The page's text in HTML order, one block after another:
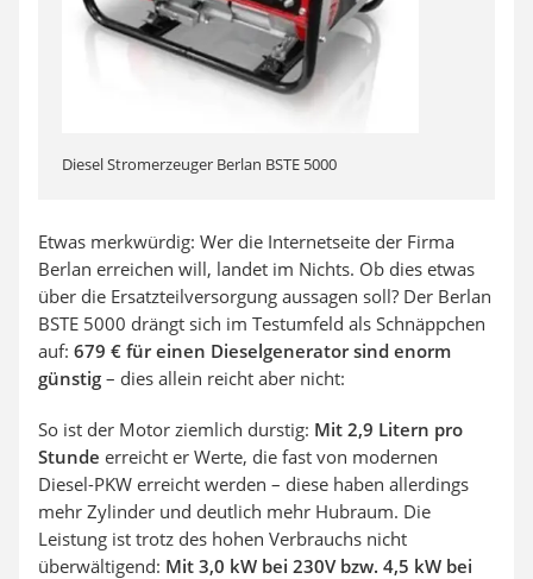
Diesel Stromerzeuger Berlan BSTE 5000
Etwas merkwürdig: Wer die Internetseite der Firma
Berlan erreichen will, landet im Nichts. Ob dies etwas
über die Ersatzteilversorgung aussagen soll? Der Berlan
BSTE 5000 drängt sich im Testumfeld als Schnäppchen
auf: 679 € für einen Dieselgenerator sind enorm
günstig – dies allein reicht aber nicht:
So ist der Motor ziemlich durstig: Mit 2,9 Litern pro
Stunde erreicht er Werte, die fast von modernen
Diesel-PKW erreicht werden – diese haben allerdings
mehr Zylinder und deutlich mehr Hubraum. Die
Leistung ist trotz des hohen Verbrauchs nicht
überwältigend: Mit 3,0 kW bei 230V bzw. 4,5 kW bei